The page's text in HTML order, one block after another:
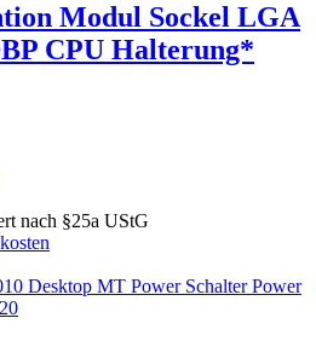
Modul Sockel LGA
CPU Halterung*
nach §25a UStG